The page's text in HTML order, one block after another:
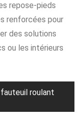
repose-pieds
renforcées pour
des solutions
ou les intérieurs
roulant